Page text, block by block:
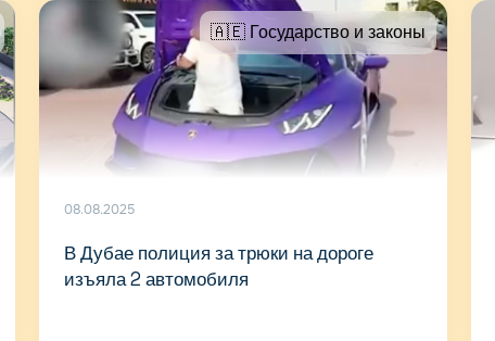
🇦🇪 Государство и законы
08.08.2025
В Дубае полиция за трюки на дороге
изъяла 2 автомобиля